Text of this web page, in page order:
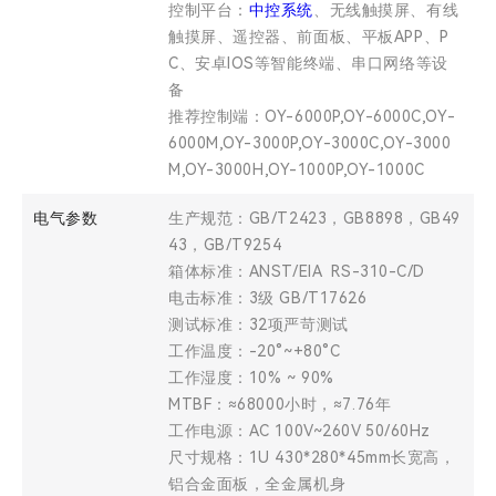
控制平台： 中控系统 、无线触摸屏、有线
触摸屏、遥控器、前面板、平板APP、P
C、安卓IOS等智能终端、串口网络等设
备
推荐控制端：OY-6000P,OY-6000C,OY-
6000M,OY-3000P,OY-3000C,OY-3000
M,OY-3000H,OY-1000P,OY-1000C
电气参数
生产规范：GB/T2423，GB8898，GB49
43，GB/T9254
箱体标准：ANST/EIA RS-310-C/D
电击标准：3级 GB/T17626
测试标准：32项严苛测试
工作温度：-20°~+80°C
工作湿度：10% ~ 90%
MTBF：≈68000小时，≈7.76年
工作电源：AC 100V~260V 50/60Hz
尺寸规格：1U 430*280*45mm长宽高，
铝合金面板，全金属机身